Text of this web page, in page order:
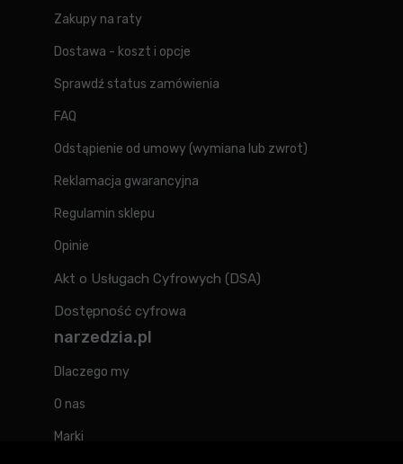
Zakupy na raty
Dostawa - koszt i opcje
Sprawdź status zamówienia
FAQ
Odstąpienie od umowy (wymiana lub zwrot)
Reklamacja gwarancyjna
Regulamin sklepu
Opinie
Akt o Usługach Cyfrowych (DSA)
Dostępność cyfrowa
narzedzia.pl
Dlaczego my
O nas
Marki